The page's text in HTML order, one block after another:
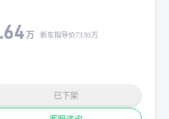
万 新车指导价73.91万
已下架